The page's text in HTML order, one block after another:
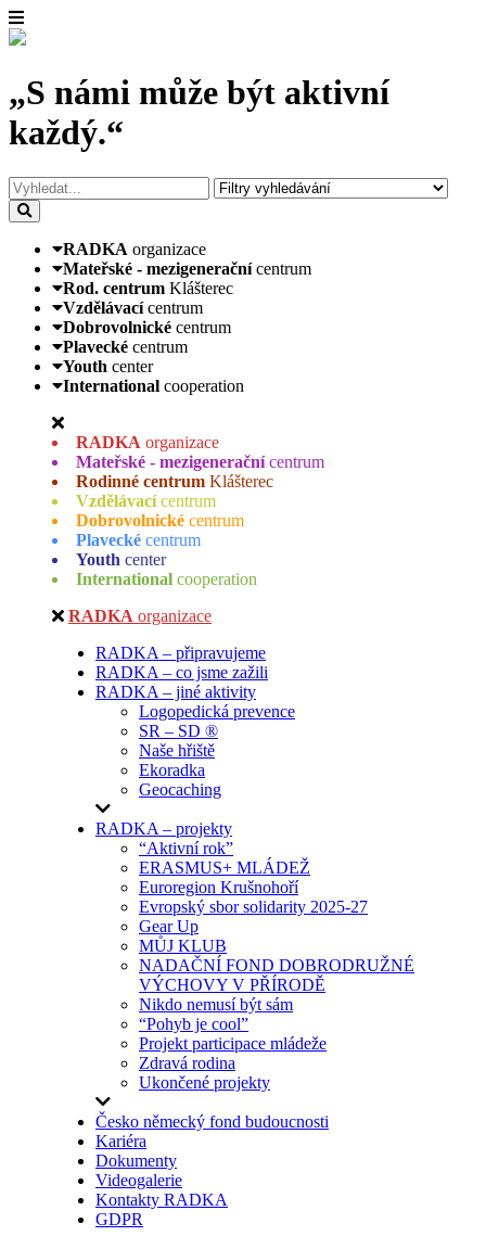
„S námi může být aktivní
každý.“
RADKA organizace
Mateřské - mezigenerační centrum
Rod. centrum Klášterec
Vzdělávací centrum
Dobrovolnické centrum
Plavecké centrum
Youth center
International cooperation
RADKA organizace
Mateřské - mezigenerační centrum
Rodinné centrum Klášterec
Vzdělávací centrum
Dobrovolnické centrum
Plavecké centrum
Youth center
International cooperation
RADKA organizace
RADKA – připravujeme
RADKA – co jsme zažili
RADKA – jiné aktivity
Logopedická prevence
SR – SD ®
Naše hřiště
Ekoradka
Geocaching
RADKA – projekty
“Aktivní rok”
ERASMUS+ MLÁDEŽ
Euroregion Krušnohoří
Evropský sbor solidarity 2025-27
Gear Up
MŮJ KLUB
NADAČNÍ FOND DOBRODRUŽNÉ
VÝCHOVY V PŘÍRODĚ
Nikdo nemusí být sám
“Pohyb je cool”
Projekt participace mládeže
Zdravá rodina
Ukončené projekty
Česko německý fond budoucnosti
Kariéra
Dokumenty
Videogalerie
Kontakty RADKA
GDPR